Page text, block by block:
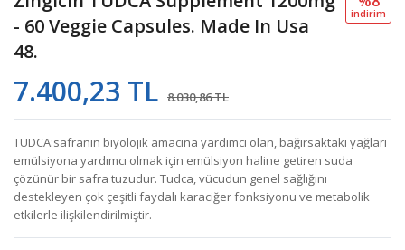
- 60 Veggie Capsules. Made In Usa
48.
7.400,23 TL 8.030,86 TL
i̇ndi̇ri̇m
TUDCA:safranın biyolojik amacına yardımcı olan, bağırsaktaki yağları
emülsiyona yardımcı olmak için emülsiyon haline getiren suda
çözünür bir safra tuzudur. Tudca, vücudun genel sağlığını
destekleyen çok çeşitli faydalı karaciğer fonksiyonu ve metabolik
etkilerle ilişkilendirilmiştir.